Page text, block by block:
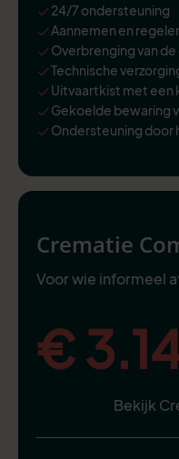
24/7 ondersteuning
Aannemen en
Overbrenging van
Technische
Uitvaartkist met een
Gekoelde bewaring
Ondersteuning
Crematie
Voor wie informeel
€
Bekijk